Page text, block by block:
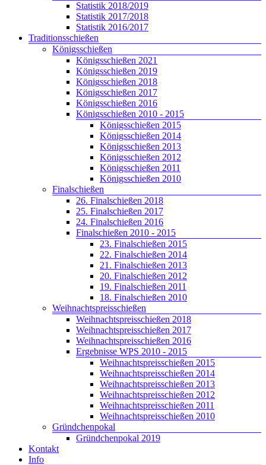
Statistik 2018/2019
Statistik 2017/2018
Statistik 2016/2017
Traditionsschießen
Königsschießen
Königsschießen 2021
Königsschießen 2019
Königsschießen 2018
Königsschießen 2017
Königsschießen 2016
Königsschießen 2010 - 2015
Königsschießen 2015
Königsschießen 2014
Königsschießen 2013
Königsschießen 2012
Königsschießen 2011
Königsschießen 2010
Finalschießen
26. Finalschießen 2018
25. Finalschießen 2017
24. Finalschießen 2016
Finalschießen 2010 - 2015
23. Finalschießen 2015
22. Finalschießen 2014
21. Finalschießen 2013
20. Finalschießen 2012
19. Finalschießen 2011
18. Finalschießen 2010
Weihnachtspreisschießen
Weihnachtspreisschießen 2018
Weihnachtspreisschießen 2017
Weihnachtspreisschießen 2016
Ergebnisse WPS 2010 - 2015
Weihnachtspreisschießen 2015
Weihnachtspreisschießen 2014
Weihnachtspreisschießen 2013
Weihnachtspreisschießen 2012
Weihnachtspreisschießen 2011
Weihnachtspreisschießen 2010
Gründchenpokal
Gründchenpokal 2019
Kontakt
Info